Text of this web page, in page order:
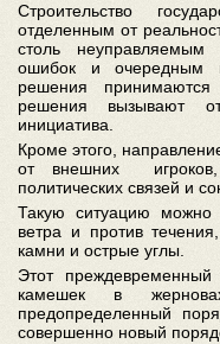
Строительство
отделенным от
столь
ошибок и очередным
решения
решения вызывают
инициатива.
Кроме этого,
от внешних игроков,
политических связей и
Такую ситуацию можно
ветра и против
камни и острые углы.
Этот
камешек в
предопределенный
совершенно новый